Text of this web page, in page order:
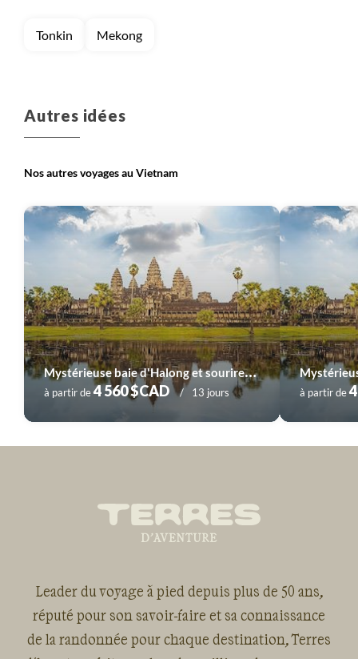
Tonkin Mekong
Autres idées
Nos autres voyages au Vietnam
M
ystérieuse baie d'Halong et sourires d'Angkor
à partir de4 560 $CAD 13 jours à partir de
Leader du voyage à pied depuis plus de 50 ans,
réputé pour son savoir-faire et sa connaissance
de la randonnée pour chaque destination, Terres